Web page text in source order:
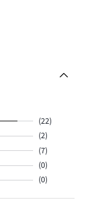
(22)
(2)
(7)
(0)
(0)